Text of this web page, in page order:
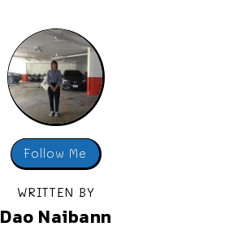
Follow Me
WRITTEN BY
Dao Naibann